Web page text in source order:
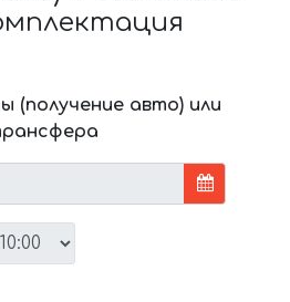
(получение авто) или